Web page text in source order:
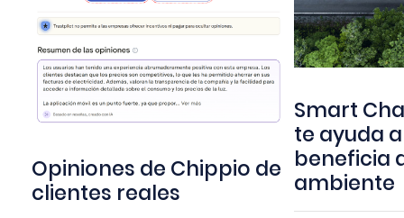
Opiniones de Chippio de
clientes reales
Smart
te ayuda
beneficia
ambiente